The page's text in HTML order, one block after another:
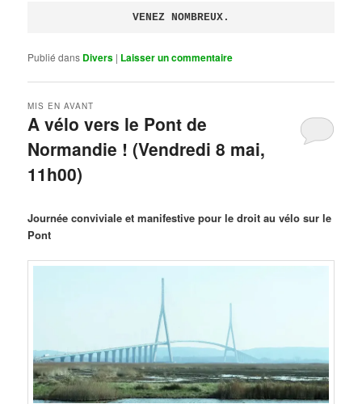
VENEZ NOMBREUX.
Publié dans Divers | Laisser un commentaire
A vélo vers le Pont de
Normandie ! (Vendredi 8 mai,
11h00)
MIS EN AVANT
Journée conviviale et manifestive pour le droit au vélo sur le
Pont